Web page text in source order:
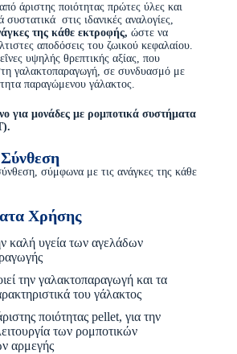
άριστης ποιότητας πρώτες ύλες και
συστατικά στις ιδανικές αναλογίες,
της κάθε εκτροφής, ώστε να
αποδόσεις του ζωικού κεφαλαίου.
υψηλής θρεπτικής αξίας, που
γαλακτοπαραγωγή, σε συνδυασμό με
παραγώμενου γάλακτος.
για μονάδες με ρομποτικά συστήματα
σύμφωνα με τις ανάγκες της κάθε
Χρήσης
καλή υγεία των αγελάδων
την γαλακτοπαραγωγή και τα
του γάλακτος
ποιότητας pellet, για την
των ρομποτικών
αρμεγής